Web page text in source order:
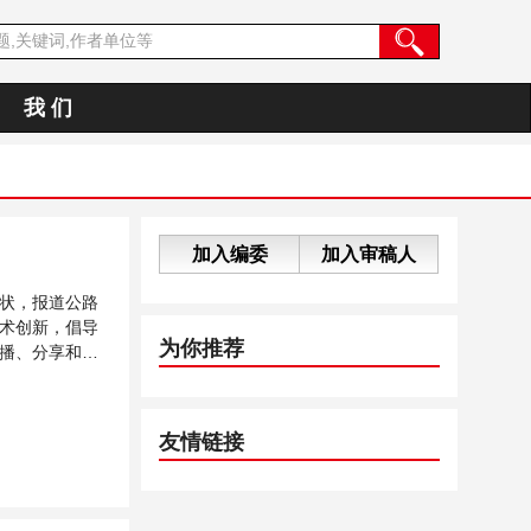
我 们
，报道公路
创新，倡导
、分享和讨
加入编委 加入审稿人
为你推荐
友情链接